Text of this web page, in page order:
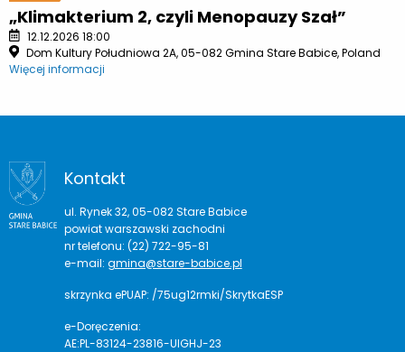
„Klimakterium 2, czyli Menopauzy Szał”
12.12.2026 18:00
Dom Kultury Południowa 2A, 05-082 Gmina Stare Babice, Poland
Więcej informacji
Kontakt
ul. Rynek 32, 05-082 Stare Babice
powiat warszawski zachodni
nr telefonu: (22) 722-95-81
e-mail: gmina@stare-babice.pl
skrzynka ePUAP: /75ug12rmki/SkrytkaESP
e-Doręczenia:
AE:PL-83124-23816-UIGHJ-23